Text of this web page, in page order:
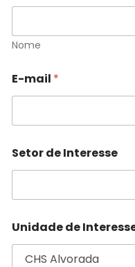
Nome
E-mail *
Setor de Interesse
Unidade de